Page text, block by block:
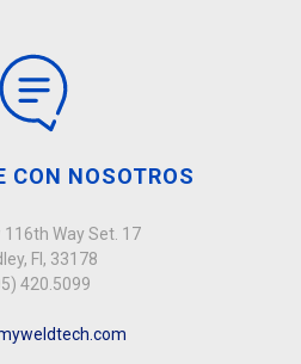
CON NOSOTROS
116th Way Set. 17
Fl, 33178
420.5099